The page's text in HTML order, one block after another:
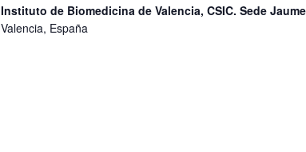
Instituto de Biomedicina de Valencia, CSIC. Sede
Valencia, España